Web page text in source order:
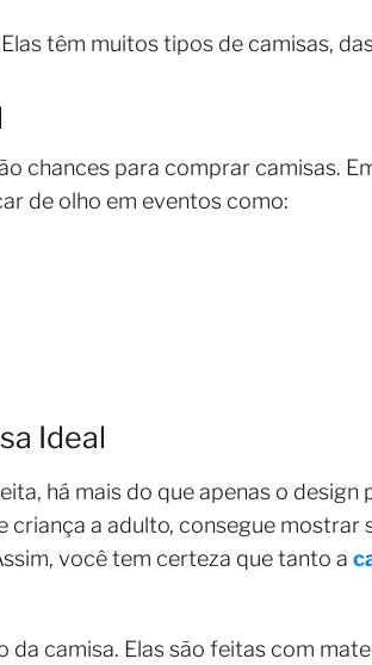
têm muitos tipos de camisas,
chances para comprar camisas.
de olho em eventos como:
Ideal
há mais do que apenas o
a adulto, consegue mostrar
você tem certeza que tanto a
camisa. Elas são feitas com